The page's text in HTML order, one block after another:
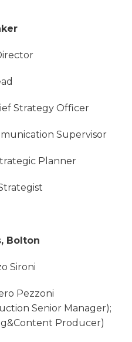
Strategy Officer
Supervisor
Planner
Bolton
Sironi
Pezzoni
Senior Manager);
Producer)